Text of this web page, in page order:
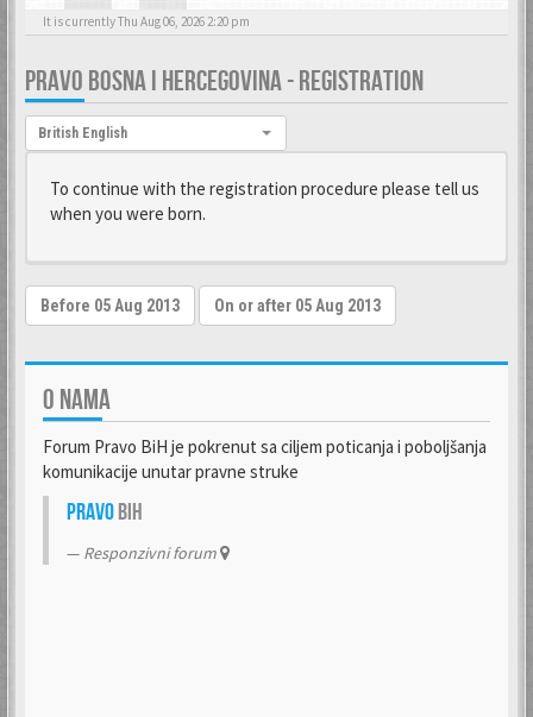
It is currently Thu Aug 06, 2026 2:20 pm
PRAVO BOSNA I HERCEGOVINA - REGISTRATION
Language:
British English
To continue with the registration procedure please tell us
when you were born.
O NAMA
Forum Pravo BiH je pokrenut sa ciljem poticanja i poboljšanja
komunikacije unutar pravne struke
PravoBiH
Responzivni forum